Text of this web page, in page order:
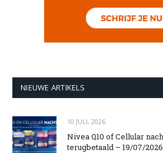
NIEUWE ARTIKELS
10 JULI, 2026
Nivea Q10 of Cellular
terugbetaald – 19/07/2026